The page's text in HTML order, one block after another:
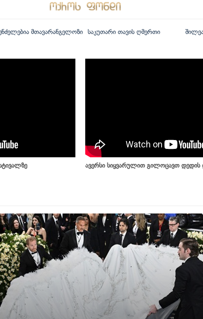
მთავარანგელოზი საკუთარი თავის ღმერთი
ავერსი სიყვარულით გილოცავთ